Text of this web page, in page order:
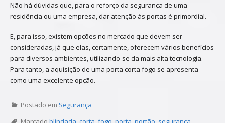
Não há dúvidas que, para o reforço da segurança de uma
residência ou uma empresa, dar atenção às portas é primordial.
E, para isso, existem opções no mercado que devem ser
consideradas, já que elas, certamente, oferecem vários benefícios
para diversos ambientes, utilizando-se da mais alta tecnologia.
Para tanto, a aquisição de uma porta corta fogo se apresenta
como uma excelente opção.
Postado em Segurança